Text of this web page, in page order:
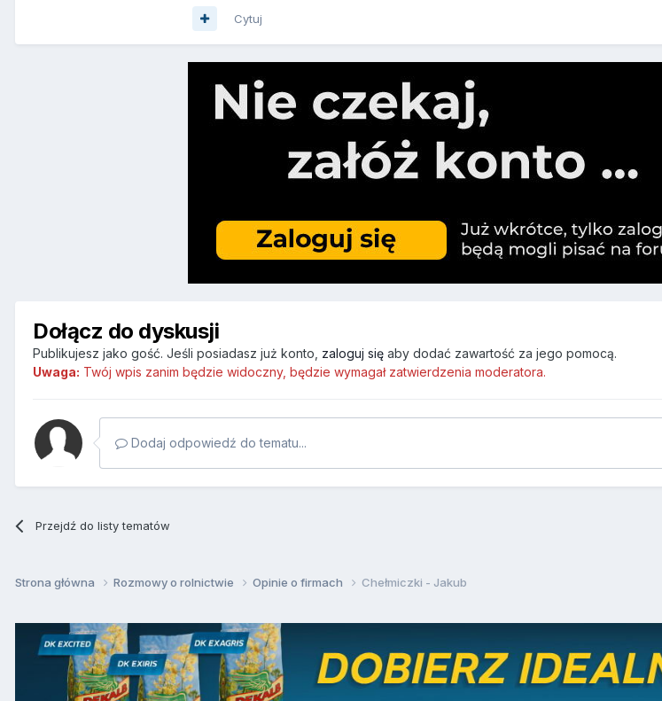
Cytuj
Dołącz do dyskusji
Publikujesz jako gość. Jeśli posiadasz już konto, zaloguj się aby dodać zawartość za jego pomocą.
Uwaga: Twój wpis zanim będzie widoczny, będzie wymagał zatwierdzenia moderatora.
Dodaj odpowiedź do tematu...
Przejdź do listy tematów
Strona główna Rozmowy o rolnictwie Opinie o firmach Chełmiczki - Jakub